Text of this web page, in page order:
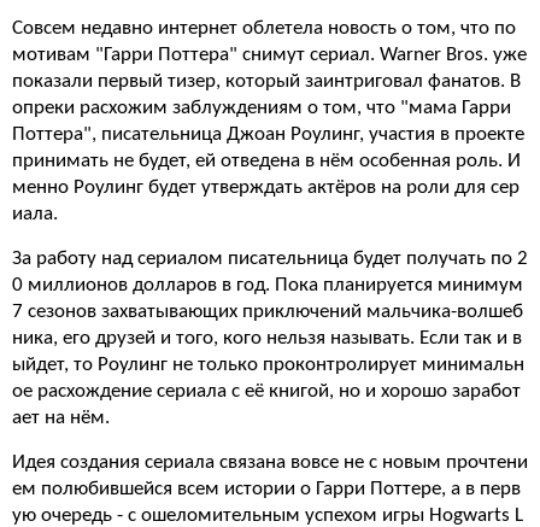
Совсем недавно интернет облетела новость о том, что по
мотивам "Гарри Поттера" снимут сериал. Warner Bros. уже
показали первый тизер, который заинтриговал фанатов. В
опреки расхожим заблуждениям о том, что "мама Гарри
Поттера", писательница Джоан Роулинг, участия в проекте
принимать не будет, ей отведена в нём особенная роль. И
менно Роулинг будет утверждать актёров на роли для сер
иала.
За работу над сериалом писательница будет получать по 2
0 миллионов долларов в год. Пока планируется минимум
7 сезонов захватывающих приключений мальчика-волшеб
ника, его друзей и того, кого нельзя называть. Если так и в
ыйдет, то Роулинг не только проконтролирует минимальн
ое расхождение сериала с её книгой, но и хорошо заработ
ает на нём.
Идея создания сериала связана вовсе не с новым прочтени
ем полюбившейся всем истории о Гарри Поттере, а в перв
ую очередь - с ошеломительным успехом игры Hogwarts L